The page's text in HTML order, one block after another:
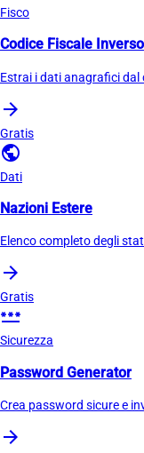
Fisco
Codice Fiscale Inverso
Estrai i dati anagrafici dal
arrow_forward
Gratis
public
Dati
Nazioni Estere
Elenco completo degli
arrow_forward
Gratis
password
Sicurezza
Password Generator
Crea password sicure e
arrow_forward